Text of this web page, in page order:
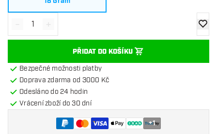
Snížit množství
- Zvýšit množství
+
PŘIDAT DO KOŠÍKU
Bezpečné možnosti platby
Doprava zdarma od 3000 Kč
Odesláno do 24 hodin
Vrácení zboží do 30 dní
+1